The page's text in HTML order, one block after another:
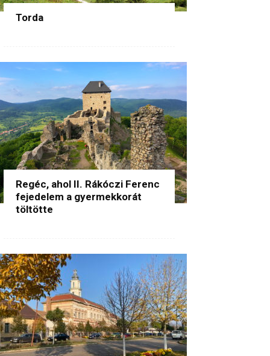
Torda
Regéc, ahol II. Rákóczi Ferenc
fejedelem a gyermekkorát
töltötte